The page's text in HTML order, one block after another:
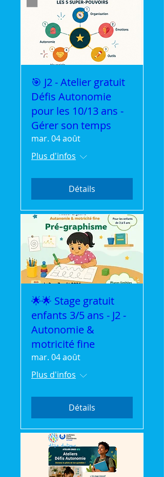
🎯 J2 - Atelier gratuit
Défis Autonomie
pour les 10/13 ans -
Gérer son temps
mar. 04 août
Plus d'infos
Détails
🌟🌟 Stage gratuit
enfants 3/5 ans - J2 -
Autonomie &
motricité fine
mar. 04 août
Plus d'infos
Détails